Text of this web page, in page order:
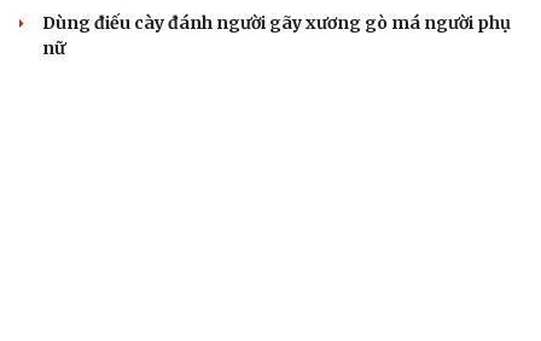
Dùng điếu cày đánh người gãy xương gò má người phụ
nữ